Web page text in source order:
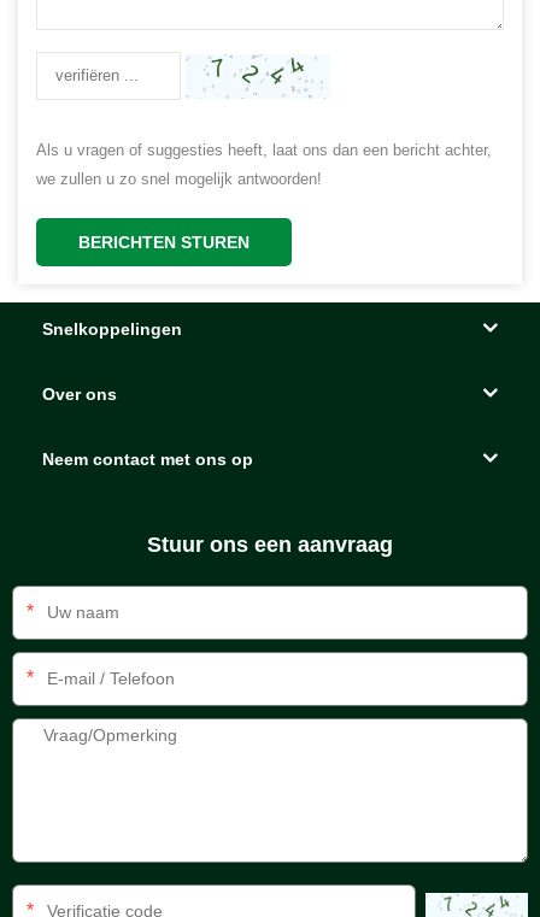
Als u vragen of suggesties heeft, laat ons dan een bericht achter,
we zullen u zo snel mogelijk antwoorden!
BERICHTEN STUREN
Snelkoppelingen
Over ons
Neem contact met ons op
Stuur ons een aanvraag
*
*
*